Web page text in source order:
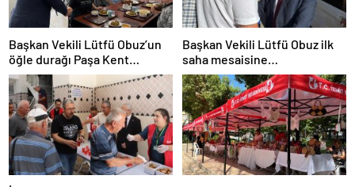
Başkan Vekili Lütfü Obuz’un
öğle durağı Paşa Kent
Lokantası oldu
Başkan Vekili Lütfü Obuz ilk
saha mesaisine
Bekirdere’den başladı